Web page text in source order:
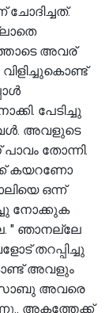
അവര്
പേടിച്ചു
അവളുടെ
തോന്നി.
കയറണോ
ഒന്ന്
നോക്കുക
" ഞാനല്ലേ
തറപ്പിച്ചു
അവളും
സാബു അവരെ
അകത്തേക്ക്